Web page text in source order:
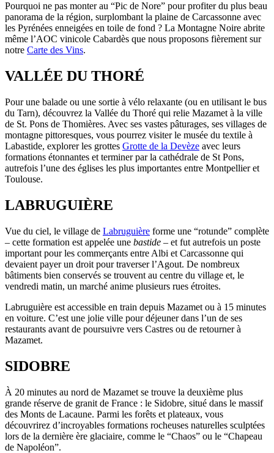
Pourquoi ne pas monter au “Pic de Nore” pour profiter du plus beau
panorama de la région, surplombant la plaine de Carcassonne avec
les Pyrénées enneigées en toile de fond ? La Montagne Noire abrite
même l’AOC vinicole Cabardès que nous proposons fièrement sur
notre Carte des Vins.
VALLÉE DU THORÉ
Pour une balade ou une sortie à vélo relaxante (ou en utilisant le bus
du Tarn), découvrez la Vallée du Thoré qui relie Mazamet à la ville
de St. Pons de Thomières. Avec ses vastes pâturages, ses villages de
montagne pittoresques, vous pourrez visiter le musée du textile à
Labastide, explorer les grottes Grotte de la Devèze avec leurs
formations étonnantes et terminer par la cathédrale de St Pons,
autrefois l’une des églises les plus importantes entre Montpellier et
Toulouse.
LABRUGUIÈRE
Vue du ciel, le village de Labruguière forme une “rotunde” complète
– cette formation est appelée une bastide – et fut autrefois un poste
important pour les commerçants entre Albi et Carcassonne qui
devaient payer un droit pour traverser l’Agout. De nombreux
bâtiments bien conservés se trouvent au centre du village et, le
vendredi matin, un marché anime plusieurs rues étroites.
Labruguière est accessible en train depuis Mazamet ou à 15 minutes
en voiture. C’est une jolie ville pour déjeuner dans l’un de ses
restaurants avant de poursuivre vers Castres ou de retourner à
Mazamet.
SIDOBRE
À 20 minutes au nord de Mazamet se trouve la deuxième plus
grande réserve de granit de France : le Sidobre, situé dans le massif
des Monts de Lacaune. Parmi les forêts et plateaux, vous
découvrirez d’incroyables formations rocheuses naturelles sculptées
lors de la dernière ère glaciaire, comme le “Chaos” ou le “Chapeau
de Napoléon”.